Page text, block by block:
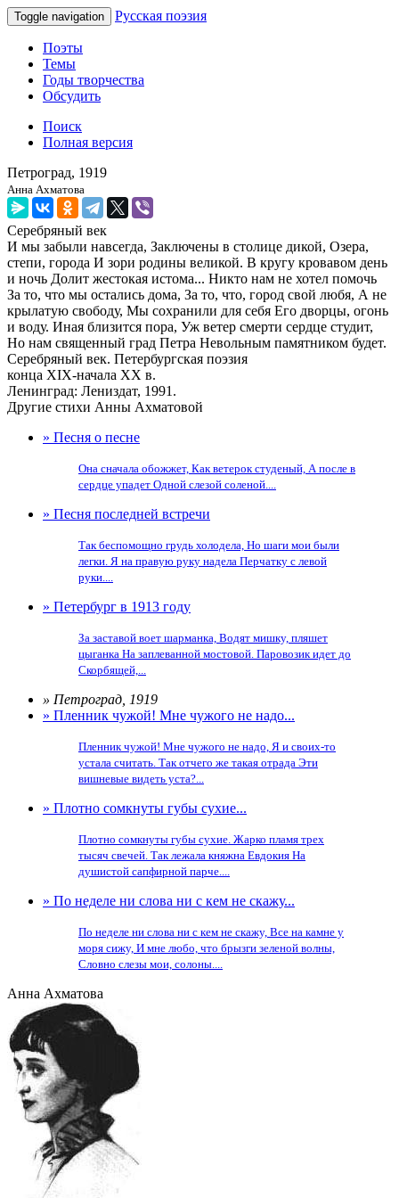
Toggle navigation Русская поэзия
Поэты
Темы
Годы творчества
Обсудить
Поиск
Полная версия
Петроград, 1919
Анна Ахматова
Серебряный век
И мы забыли навсегда, Заключены в столице дикой, Озера,
степи, города И зори родины великой. В кругу кровавом день
и ночь Долит жестокая истома... Никто нам не хотел помочь
За то, что мы остались дома, За то, что, город свой любя, А не
крылатую свободу, Мы сохранили для себя Его дворцы, огонь
и воду. Иная близится пора, Уж ветер смерти сердце студит,
Но нам священный град Петра Невольным памятником будет.
Серебряный век. Петербургская поэзия
конца XIX-начала XX в.
Ленинград: Лениздат, 1991.
Другие стихи Анны Ахматовой
» Песня о песне
Она сначала обожжет, Как ветерок студеный, А после в
сердце упадет Одной слезой соленой....
» Песня последней встречи
Так беспомощно грудь холодела, Но шаги мои были
легки. Я на правую руку надела Перчатку с левой
руки....
» Петербург в 1913 году
За заставой воет шарманка, Водят мишку, пляшет
цыганка На заплеванной мостовой. Паровозик идет до
Скорбящей,...
» Петроград, 1919
» Пленник чужой! Мне чужого не надо...
Пленник чужой! Мне чужого не надо, Я и своиx-то
устала считать. Так отчего же такая отрада Эти
вишневые видеть уста?...
» Плотно сомкнуты губы сухие...
Плотно сомкнуты губы сухие. Жарко пламя трех
тысяч свечей. Так лежала княжна Евдокия На
душистой сапфирной парче....
» По неделе ни слова ни с кем не скажу...
По неделе ни слова ни с кем не скажу, Все на камне у
моря сижу, И мне любо, что брызги зеленой волны,
Словно слезы мои, солоны....
Анна Ахматова